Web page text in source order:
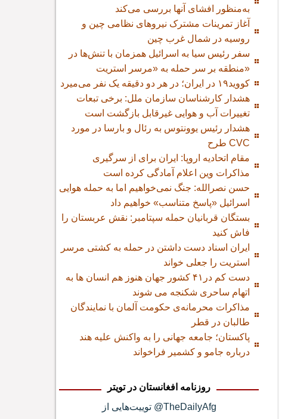
به‌منظور افشای آنها بررسی می‌کند
آغاز تمرینات مشترک نیروهای نظامی چین و
روسیه در شمال غرب چین
سفر رئیس سیا به اسرائیل همزمان با تنش‌ها در
منطقه بر سر حمله به «مرسر استریت»
کووید۱۹ در ایران؛ در هر دو دقیقه یک نفر می‌میرد
هشدار کارشناسان سازمان ملل: برخی تبعات
تغییرات آب و هوایی غیرقابل بازگشت است
هشدار رئیس یوونتوس به رئال و بارسا در مورد
طرح CVC
مقام اتحادیه اروپا: ایران برای از سرگیری
مذاکرات وین اعلام آمادگی کرده است
حسن نصرالله: جنگ نمی‌خواهیم اما به حمله هوایی
اسرائیل «پاسخ متناسب» خواهیم داد
بستگان قربانیان حمله سپتامبر: نقش عربستان را
فاش کنید
ایران اسناد دست داشتن در حمله به کشتی مرسر
استریت را جعلی خواند
دست کم در۴۱ کشور جهان هنوز هم انسان ها به
اتهام ساحری شکنجه می شوند
مذاکرات محرمانه‌ی حکومت آلمان با نمایندگان
طالبان در قطر
پاکستان؛ جامعه جهانی را به واکنش علیه هند
درباره جامو و کشمیر فراخواند
روزنامه افغانستان در تویتر
توییت‌هایی از @TheDailyAfg